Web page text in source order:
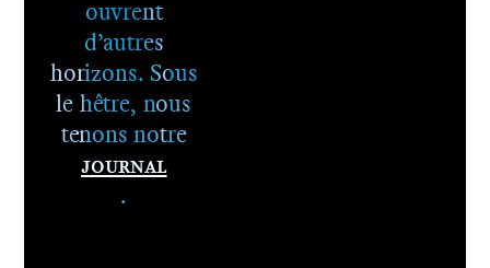
ouvrent
d’autres
horizons. Sous
le hêtre, nous
tenons notre
Journal
.